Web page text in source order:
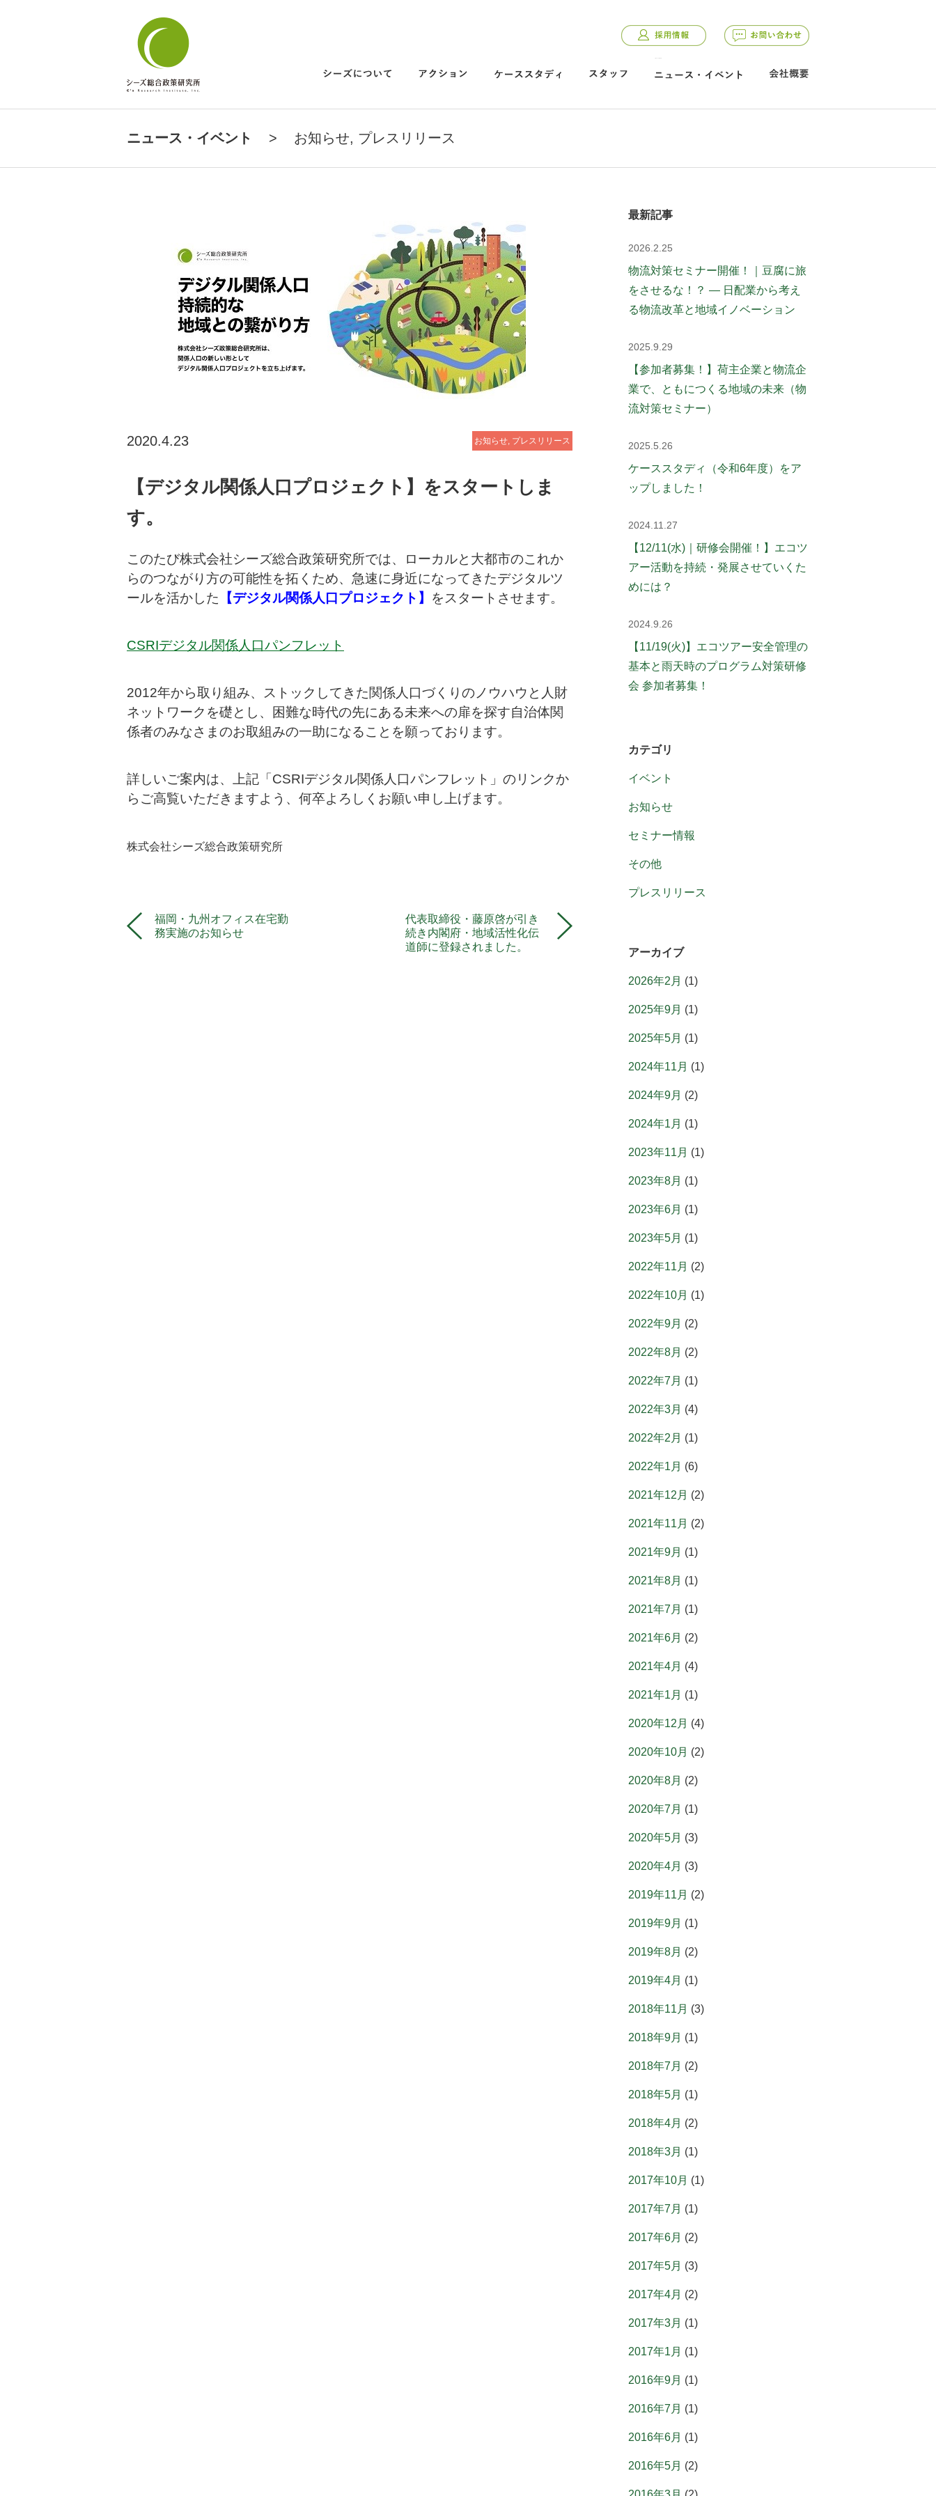
ニュース・イベント > お知らせ, プレスリリース
2020.4.23 お知らせ, プレスリリース
【デジタル関係人口プロジェクト】をスタートしま
す。
このたび株式会社シーズ総合政策研究所では、ローカルと大都市のこれか
らのつながり方の可能性を拓くため、急速に身近になってきたデジタルツ
ールを活かした 【デジタル関係人口プロジェクト】 をスタートさせます。
CSRIデジタル関係人口パンフレット
2012年から取り組み、ストックしてきた関係人口づくりのノウハウと人財
ネットワークを礎とし、困難な時代の先にある未来への扉を探す自治体関
係者のみなさまのお取組みの一助になることを願っております。
詳しいご案内は、上記「CSRIデジタル関係人口パンフレット」のリンクか
らご高覧いただきますよう、何卒よろしくお願い申し上げます。
株式会社シーズ総合政策研究所
福岡・九州オフィス在宅勤
務実施のお知らせ
代表取締役・藤原啓が引き
続き内閣府・地域活性化伝
道師に登録されました。
最新記事
2026.2.25
物流対策セミナー開催！｜豆腐に旅
をさせるな！？ ― 日配業から考え
る物流改革と地域イノベーション
2025.9.29
【参加者募集！】荷主企業と物流企
業で、ともにつくる地域の未来（物
流対策セミナー）
2025.5.26
ケーススタディ（令和6年度）をア
ップしました！
2024.11.27
【12/11(水)｜研修会開催！】エコツ
アー活動を持続・発展させていくた
めには？
2024.9.26
【11/19(火)】エコツアー安全管理の
基本と雨天時のプログラム対策研修
会 参加者募集！
カテゴリ
イベント
お知らせ
セミナー情報
その他
プレスリリース
アーカイブ
2026年2月 (1)
2025年9月 (1)
2025年5月 (1)
2024年11月 (1)
2024年9月 (2)
2024年1月 (1)
2023年11月 (1)
2023年8月 (1)
2023年6月 (1)
2023年5月 (1)
2022年11月 (2)
2022年10月 (1)
2022年9月 (2)
2022年8月 (2)
2022年7月 (1)
2022年3月 (4)
2022年2月 (1)
2022年1月 (6)
2021年12月 (2)
2021年11月 (2)
2021年9月 (1)
2021年8月 (1)
2021年7月 (1)
2021年6月 (2)
2021年4月 (4)
2021年1月 (1)
2020年12月 (4)
2020年10月 (2)
2020年8月 (2)
2020年7月 (1)
2020年5月 (3)
2020年4月 (3)
2019年11月 (2)
2019年9月 (1)
2019年8月 (2)
2019年4月 (1)
2018年11月 (3)
2018年9月 (1)
2018年7月 (2)
2018年5月 (1)
2018年4月 (2)
2018年3月 (1)
2017年10月 (1)
2017年7月 (1)
2017年6月 (2)
2017年5月 (3)
2017年4月 (2)
2017年3月 (1)
2017年1月 (1)
2016年9月 (1)
2016年7月 (1)
2016年6月 (1)
2016年5月 (2)